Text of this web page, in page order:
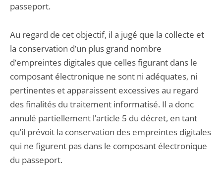
passeport.
Au regard de cet objectif, il a jugé que la collecte et
la conservation d’un plus grand nombre
d’empreintes digitales que celles figurant dans le
composant électronique ne sont ni adéquates, ni
pertinentes et apparaissent excessives au regard
des finalités du traitement informatisé. Il a donc
annulé partiellement l’article 5 du décret, en tant
qu’il prévoit la conservation des empreintes digitales
qui ne figurent pas dans le composant électronique
du passeport.